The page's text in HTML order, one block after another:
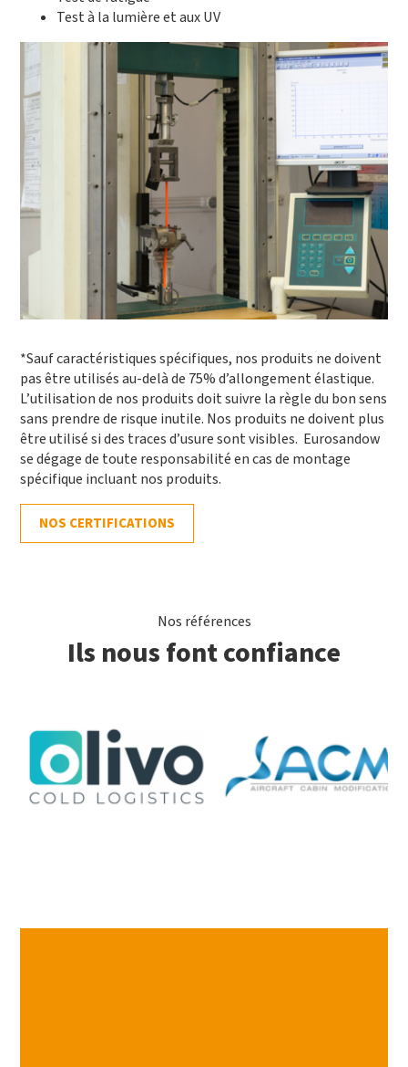
Test à la lumière et aux UV
*Sauf caractéristiques spécifiques, nos produits ne doivent
pas être utilisés au-delà de 75% d’allongement élastique.
L’utilisation de nos produits doit suivre la règle du bon sens
sans prendre de risque inutile. Nos produits ne doivent plus
être utilisé si des traces d’usure sont visibles. Eurosandow
se dégage de toute responsabilité en cas de montage
spécifique incluant nos produits.
NOS CERTIFICATIONS
Nos références
Ils nous font confiance